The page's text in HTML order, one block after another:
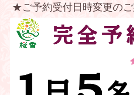
★ご予約受付日時変更の